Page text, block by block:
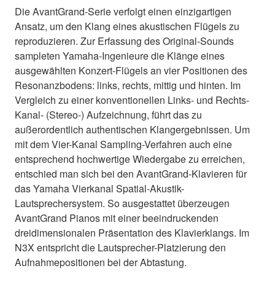
Die AvantGrand-Serie verfolgt einen einzigartigen
Ansatz, um den Klang eines akustischen Flügels zu
reproduzieren. Zur Erfassung des Original-Sounds
sampleten Yamaha-Ingenieure die Klänge eines
ausgewählten Konzert-Flügels an vier Positionen des
Resonanzbodens: links, rechts, mittig und hinten. Im
Vergleich zu einer konventionellen Links- und Rechts-
Kanal- (Stereo-) Aufzeichnung, führt das zu
außerordentlich authentischen Klangergebnissen. Um
mit dem Vier-Kanal Sampling-Verfahren auch eine
entsprechend hochwertige Wiedergabe zu erreichen,
entschied man sich bei den AvantGrand-Klavieren für
das Yamaha Vierkanal Spatial-Akustik-
Lautsprechersystem. So ausgestattet überzeugen
AvantGrand Pianos mit einer beeindruckenden
dreidimensionalen Präsentation des Klavierklangs. Im
N3X entspricht die Lautsprecher-Platzierung den
Aufnahmepositionen bei der Abtastung.